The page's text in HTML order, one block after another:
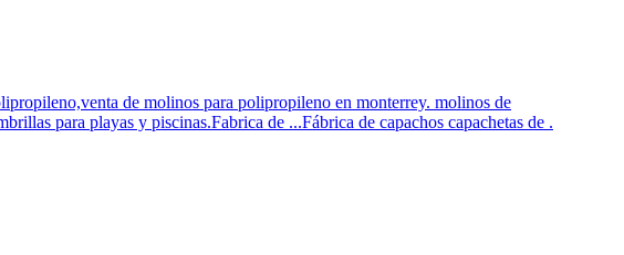
de molinos para polipropileno en monterrey. molinos de
para playas y piscinas.Fabrica de ...Fábrica de capachos capachetas de .